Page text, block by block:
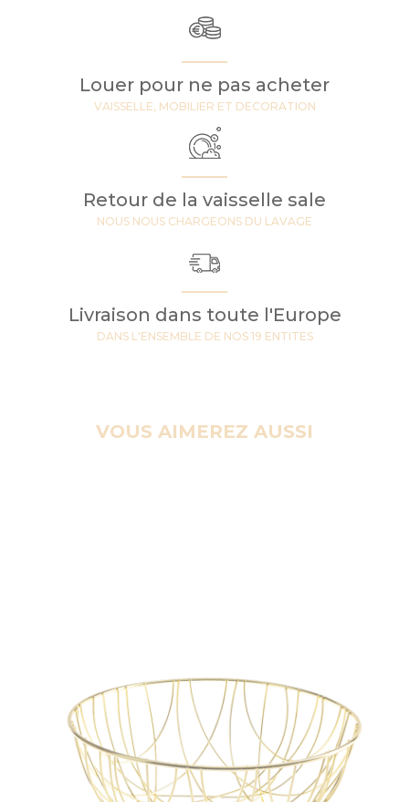
Louer pour ne pas acheter
VAISSELLE, MOBILIER ET DECORATION
Retour de la vaisselle sale
NOUS NOUS CHARGEONS DU LAVAGE
Livraison dans toute l'Europe
DANS L'ENSEMBLE DE NOS 19 ENTITES
VOUS AIMEREZ AUSSI